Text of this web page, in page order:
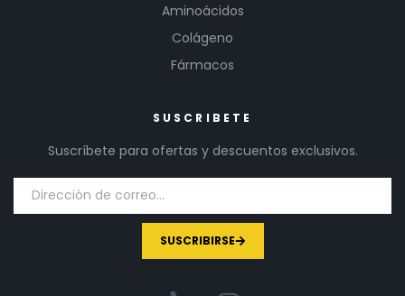
Aminoácidos
Colágeno
Fármacos
SUSCRIBETE
Suscríbete para ofertas y descuentos exclusivos.
SUSCRIBIRSE